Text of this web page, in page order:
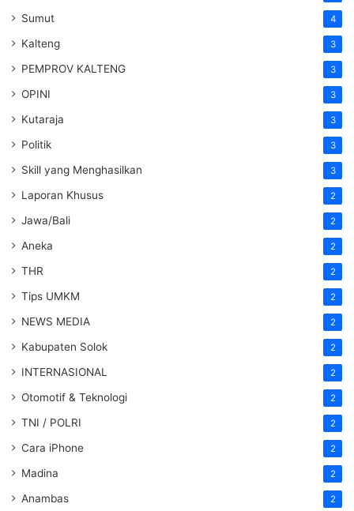
Sumut 4
Kalteng 3
PEMPROV KALTENG 3
OPINI 3
Kutaraja 3
Politik 3
Skill yang Menghasilkan 3
Laporan Khusus 2
Jawa/Bali 2
Aneka 2
THR 2
Tips UMKM 2
NEWS MEDIA 2
Kabupaten Solok 2
INTERNASIONAL 2
Otomotif & Teknologi 2
TNI / POLRI 2
Cara iPhone 2
Madina 2
Anambas 2